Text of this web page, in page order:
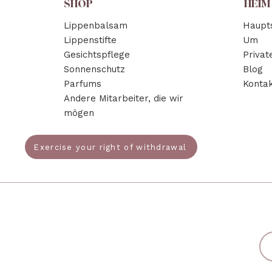
SHOP
Lippenbalsam
Lippenstifte
Gesichtspflege
Sonnenschutz
Parfums
Andere Mitarbeiter, die wir
mögen
Exercise your right of withdrawal
HEIM
Um
Blog